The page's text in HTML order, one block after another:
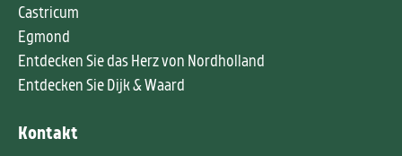
Castricum
Egmond
Entdecken Sie das Herz von Nordholland
Entdecken Sie Dijk & Waard
Kontakt